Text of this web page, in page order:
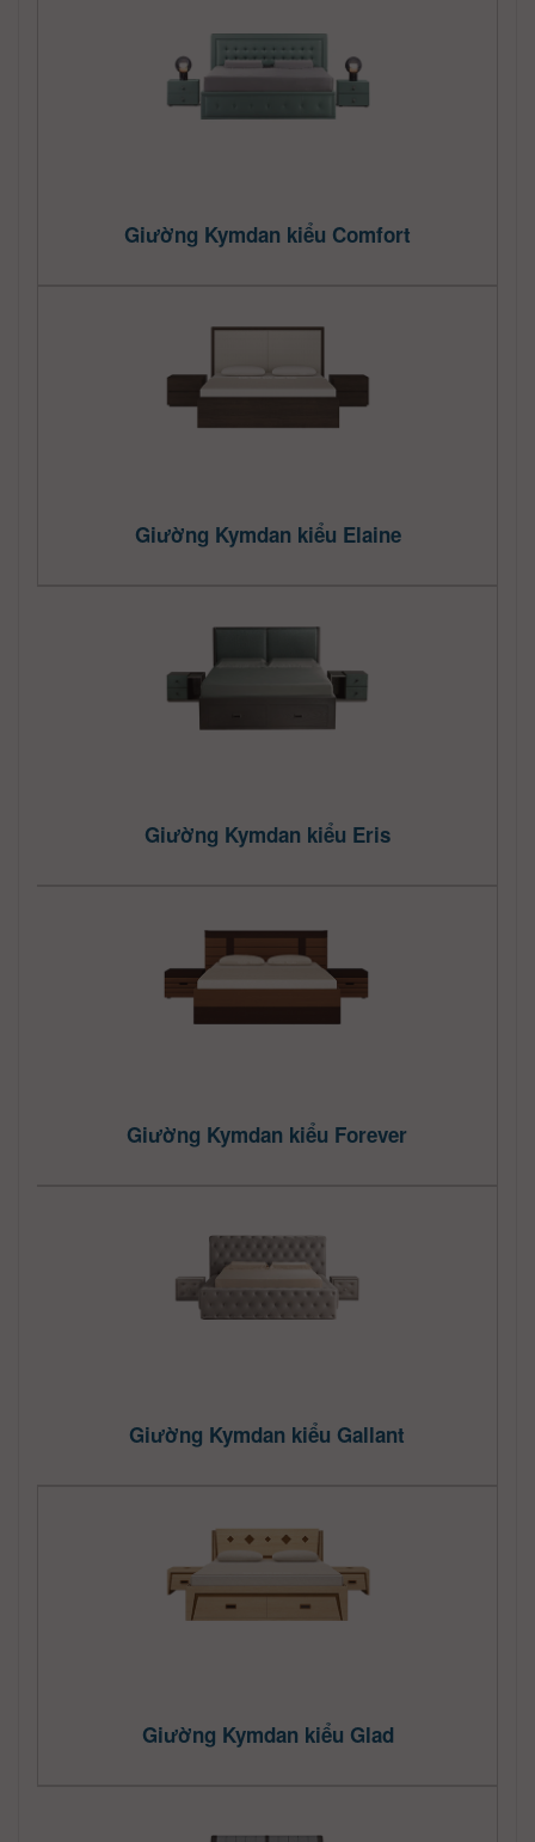
Giường Kymdan kiểu Comfort
Giường Kymdan kiểu Elaine
Giường Kymdan kiểu Eris
Giường Kymdan kiểu Forever
Giường Kymdan kiểu Gallant
Giường Kymdan kiểu Glad